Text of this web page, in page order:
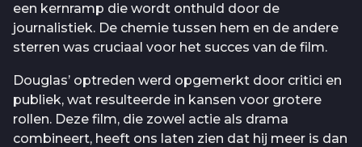
een kernramp die wordt onthuld door de
journalistiek. De chemie tussen hem en de andere
sterren was cruciaal voor het succes van de film.
Douglas’ optreden werd opgemerkt door critici en
publiek, wat resulteerde in kansen voor grotere
rollen. Deze film, die zowel actie als drama
combineert, heeft ons laten zien dat hij meer is dan